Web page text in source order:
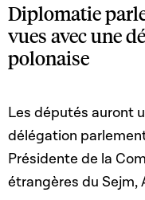
Diplomatie
vues avec une
polonaise
Les députés auront
délégation
Présidente de la
étrangères du Sejm,